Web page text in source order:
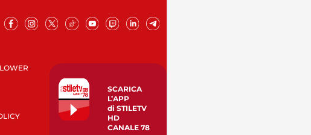
SCARICA
L’APP
di STILETV
HD
CANALE 78